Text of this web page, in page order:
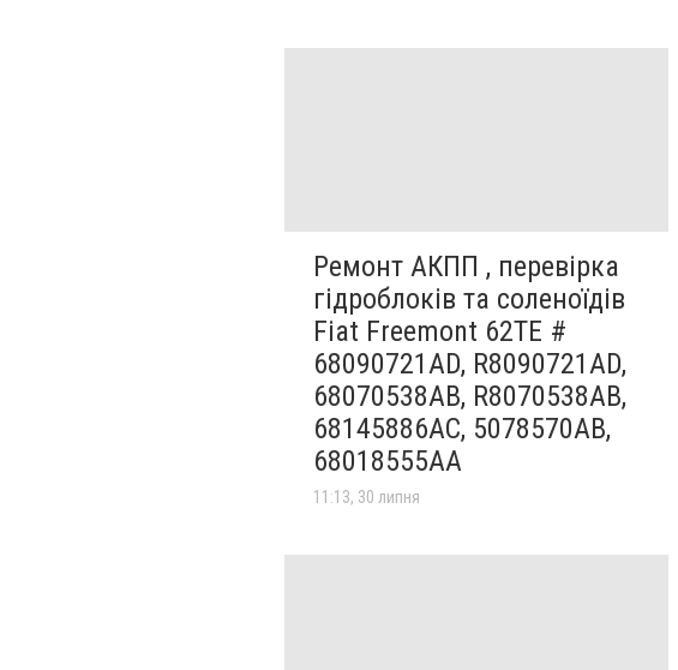
Ремонт АКПП , перевірка
гідроблоків та соленоїдів
Fiat Freemont 62TE #
68090721AD, R8090721AD,
68070538AB, R8070538AB,
68145886AC, 5078570AB,
68018555AA
11:13, 30 липня